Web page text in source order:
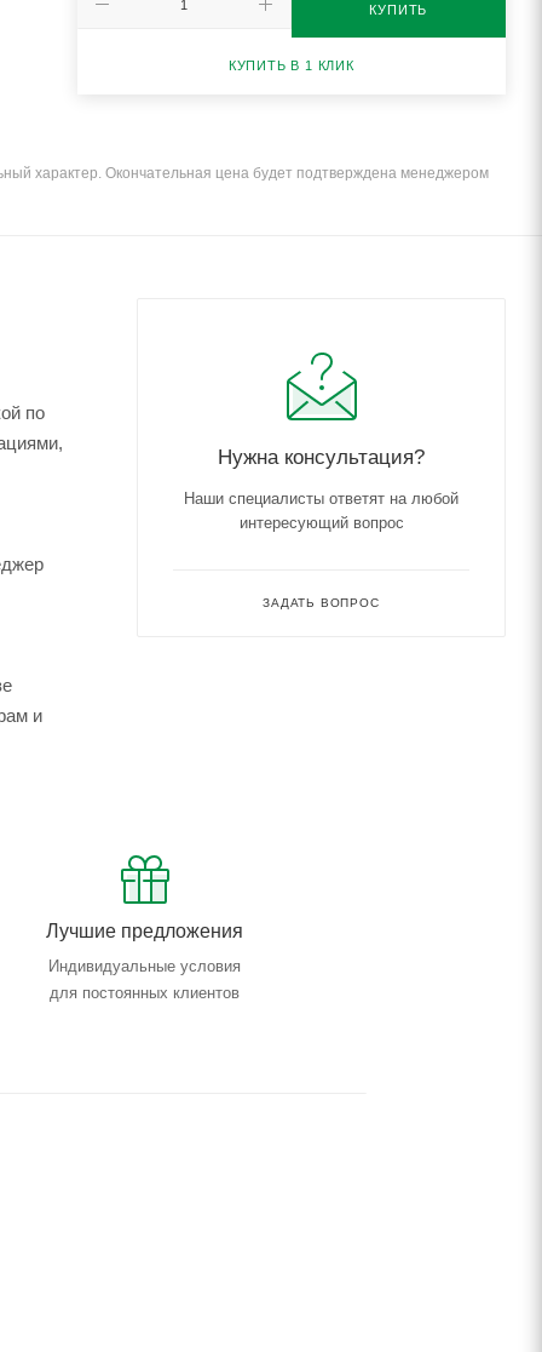
КУПИТЬ
КУПИТЬ В 1 КЛИК
характер. Окончательная цена будет подтверждена менеджером
по
и
Лучшие предложения
Индивидуальные условия
для постоянных клиентов
Нужна консультация?
Наши специалисты ответят на любой
интересующий вопрос
ЗАДАТЬ ВОПРОС